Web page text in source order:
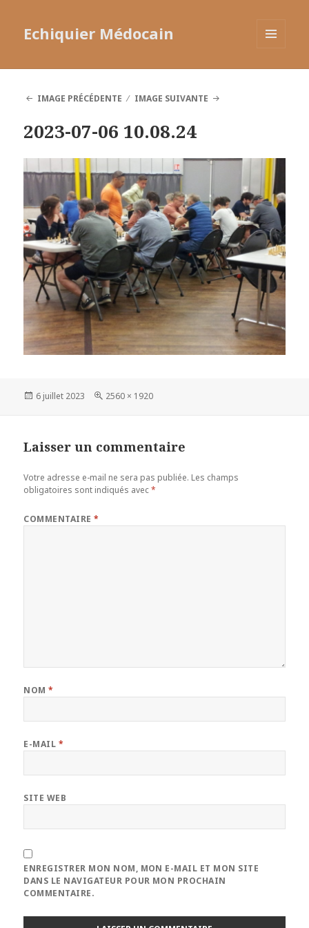
Echiquier Médocain
IMAGE PRÉCÉDENTE
IMAGE SUIVANTE
2023-07-06 10.08.24
Publié
6 juillet 2023
Taille
2560 × 1920
Laisser un commentaire
Votre adresse e-mail ne sera pas publiée. Les champs
obligatoires sont indiqués avec*
COMMENTAIRE*
NOM*
E-MAIL *
SITE WEB
ENREGISTRER MON NOM, MON E-MAIL ET MON SITE
DANS LE NAVIGATEUR POUR MON PROCHAIN
COMMENTAIRE.